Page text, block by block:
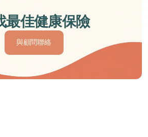
最佳健康保險
與顧問聯絡